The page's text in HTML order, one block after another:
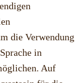
die Verwendung
in
Auf